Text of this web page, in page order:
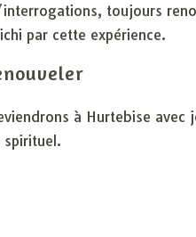
toujours
par cette expérience.
à Hurtebise avec
spirituel.